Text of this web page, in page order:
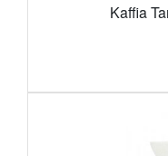
Kaffia